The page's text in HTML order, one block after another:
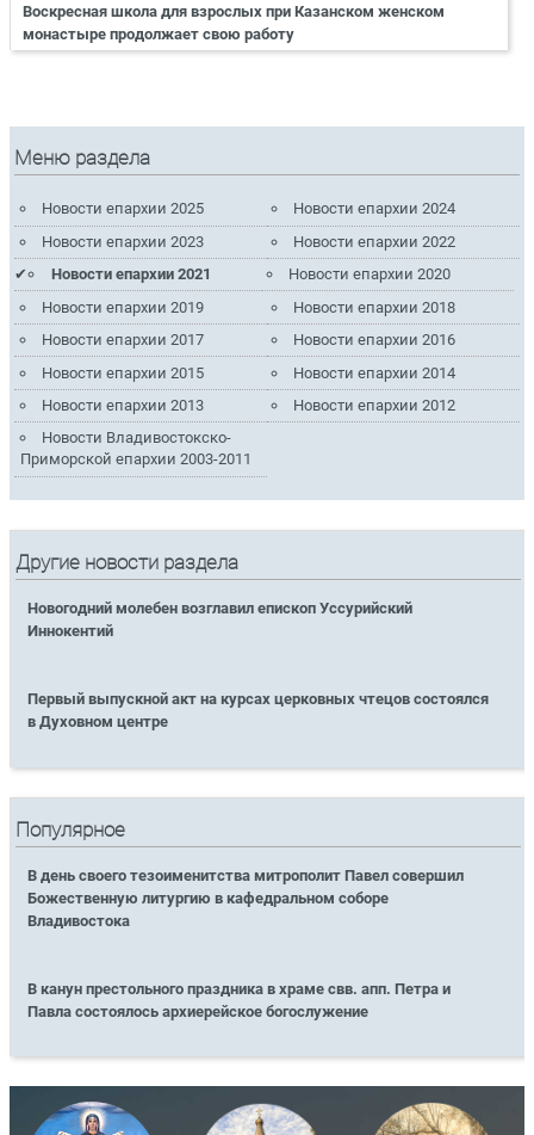
Воскресная школа для взрослых при Казанском женском
монастыре продолжает свою работу
Меню раздела
Новости епархии 2025
Новости епархии 2024
Новости епархии 2023
Новости епархии 2022
Новости епархии 2021
Новости епархии 2020
Новости епархии 2019
Новости епархии 2018
Новости епархии 2017
Новости епархии 2016
Новости епархии 2015
Новости епархии 2014
Новости епархии 2013
Новости епархии 2012
Новости Владивостокско-
Приморской епархии 2003-2011
Другие новости раздела
Новогодний молебен возглавил епископ Уссурийский
Иннокентий
Первый выпускной акт на курсах церковных чтецов состоялся
в Духовном центре
Популярное
В день своего тезоименитства митрополит Павел совершил
Божественную литургию в кафедральном соборе
Владивостока
В канун престольного праздника в храме свв. апп. Петра и
Павла состоялось архиерейское богослужение